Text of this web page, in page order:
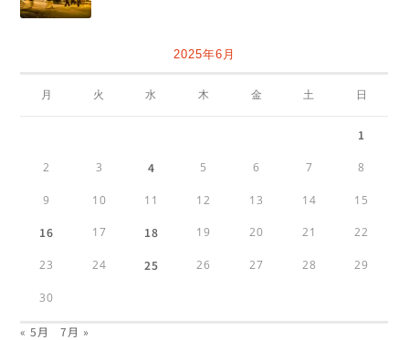
2025年6月
月 火 水 木 金 土 日
1
2 3 4 5 6 7 8
9 10 11 12 13 14 15
16 17 18 19 20 21 22
23 24 25 26 27 28 29
30
« 5月 7月 »